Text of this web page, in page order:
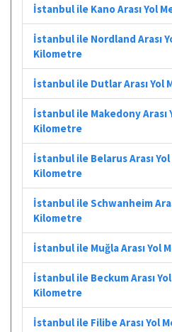
İstanbul ile Kano Arası Yol
İstanbul ile Nordland Arası
Kilometre
İstanbul ile Dutlar Arası Yol
İstanbul ile Makedony Arası
Kilometre
İstanbul ile Belarus Arası
Kilometre
İstanbul ile Schwanheim
Kilometre
İstanbul ile Muğla Arası Yol
İstanbul ile Beckum Arası
Kilometre
İstanbul ile Filibe Arası Yol